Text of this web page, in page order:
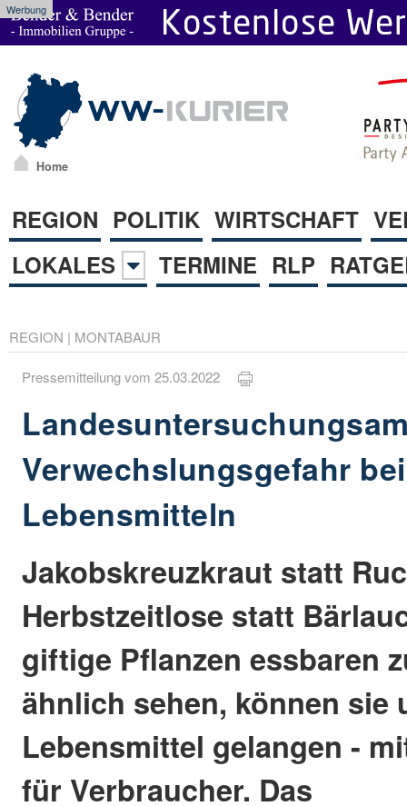
Werbung
Home
REGION POLITIK WIRTSCHAFT
LOKALES
TERMINE RLP
REGION | MONTABAUR
Pressemitteilung vom 25.03.2022
Verwechslungsgefahr
Lebensmitteln
Jakobskreuzkraut statt
Herbstzeitlose statt
giftige Pflanzen essbaren
ähnlich sehen, können
Lebensmittel gelangen -
für Verbraucher. Das